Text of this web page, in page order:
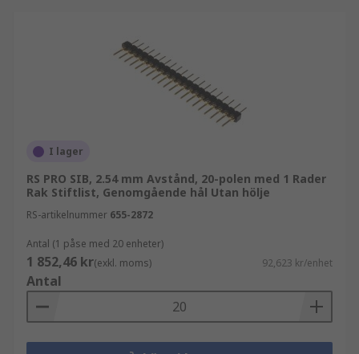
eller behöver mer utrymme på ditt kort
vertikalt/horisontellt.
I lager
RS PRO SIB, 2.54 mm Avstånd, 20-polen med 1 Rader
Rak Stiftlist, Genomgående hål Utan hölje
RS-artikelnummer 655-2872
Antal (1 påse med 20 enheter)
1 852,46 kr(exkl. moms) 92,623 kr/enhet
Antal